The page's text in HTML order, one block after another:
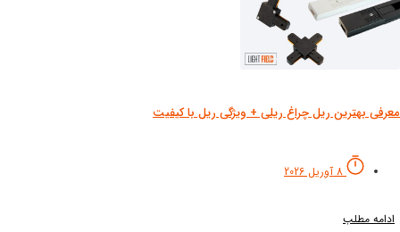
بهترین ریل چراغ ریلی + ویژگی ریل با کیفیت
8 آوریل 2026
مطلب